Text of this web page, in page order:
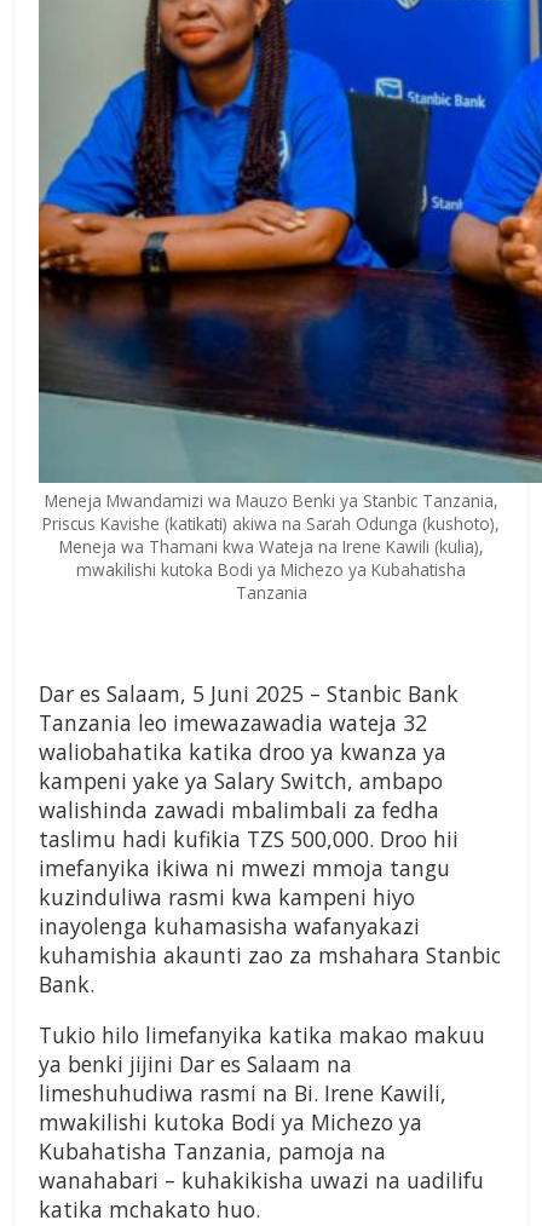
Meneja Mwandamizi wa Mauzo Benki ya Stanbic Tanzania,
Priscus Kavishe (katikati) akiwa na Sarah Odunga (kushoto),
Meneja wa Thamani kwa Wateja na Irene Kawili (kulia),
mwakilishi kutoka Bodi ya Michezo ya Kubahatisha
Tanzania
Dar es Salaam, 5 Juni 2025 – Stanbic Bank
Tanzania leo imewazawadia wateja 32
waliobahatika katika droo ya kwanza ya
kampeni yake ya Salary Switch, ambapo
walishinda zawadi mbalimbali za fedha
taslimu hadi kufikia TZS 500,000. Droo hii
imefanyika ikiwa ni mwezi mmoja tangu
kuzinduliwa rasmi kwa kampeni hiyo
inayolenga kuhamasisha wafanyakazi
kuhamishia akaunti zao za mshahara Stanbic
Bank.
Tukio hilo limefanyika katika makao makuu
ya benki jijini Dar es Salaam na
limeshuhudiwa rasmi na Bi. Irene Kawili,
mwakilishi kutoka Bodi ya Michezo ya
Kubahatisha Tanzania, pamoja na
wanahabari – kuhakikisha uwazi na uadilifu
katika mchakato huo.